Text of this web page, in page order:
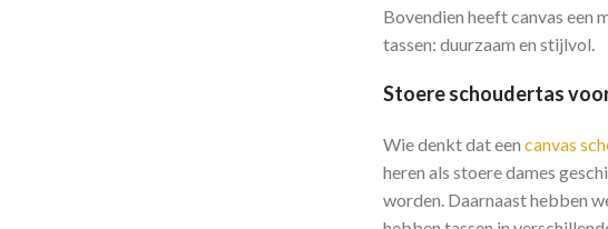
Bovendien heeft canvas een
tassen: duurzaam en stijlvol.
Stoere schoudertas
Wie denkt dat een canvas
heren als stoere dames
worden. Daarnaast hebben